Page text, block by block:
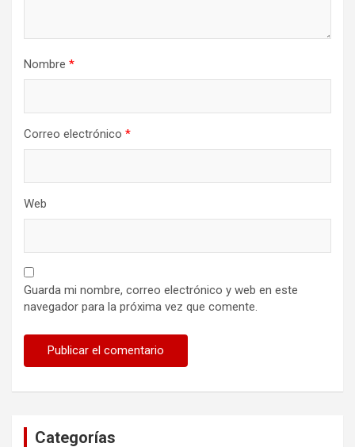
Nombre *
Correo electrónico *
Web
Guarda mi nombre, correo electrónico y web en este
navegador para la próxima vez que comente.
Categorías